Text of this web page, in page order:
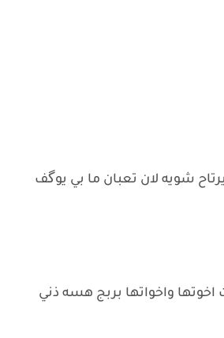
شويه لان تعبان ما بي يوگف
واخواتها بربج هسه ذني